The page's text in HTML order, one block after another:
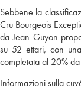
Sebbene la
Cru Bourgeois
da Jean Guyon
su 52 ettari, con
completata al 20%
Informazioni sulla